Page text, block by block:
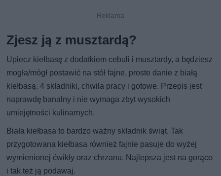
Zjesz ją z musztardą?
Upiecz kiełbasę z dodatkiem cebuli i musztardy, a będziesz
mogła/mógł postawić na stół fajne, proste danie z białą
kiełbasą. 4 składniki, chwila pracy i gotowe. Przepis jest
naprawdę banalny i nie wymaga zbyt wysokich
umiejętności kulinarnych.
Biała kiełbasa to bardzo ważny składnik świąt. Tak
przygotowana kiełbasa również fajnie pasuje do wyżej
wymienionej ćwikły oraz chrzanu. Najlepsza jest na gorąco
i tak też ją podawaj.